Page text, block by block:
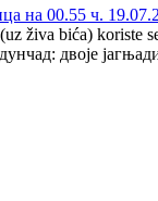
на 00.55 ч.
živa bića) koriste
двоје